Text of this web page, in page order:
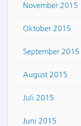
November 2015
Oktober 2015
September 2015
August 2015
Juli 2015
Juni 2015